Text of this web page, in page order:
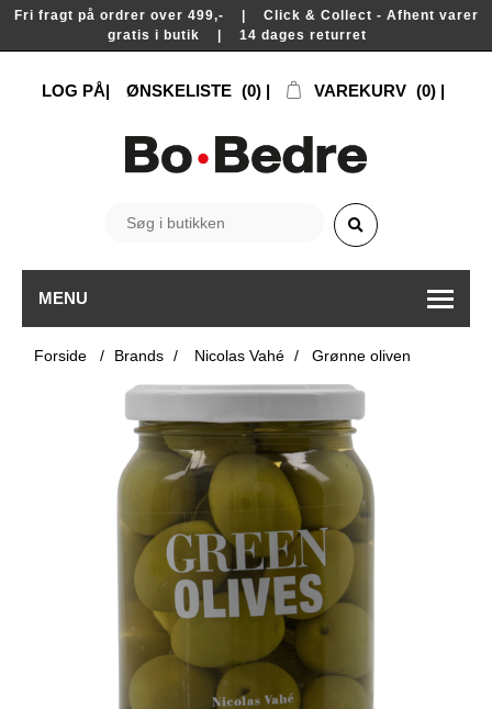
Fri fragt på ordrer over 499,- | Click & Collect - Afhent varer
gratis i butik | 14 dages returret
LOG PÅ ØNSKELISTE (0) VAREKURV (0)
MENU
Forside / Brands / Nicolas Vahé / Grønne oliven